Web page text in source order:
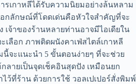
รเกาหลีได้รับความนิยมอย่างล้นหลาม
อกลักษณ์ที่โดดเด่นคือหัวใจสำคัญที่จะ
จ้าของร้านหลายท่านอาจมีไอเดียใน
เลือก ภาพติดผนังคาเฟ่สไตล์เกาหลี
จะแนะนำ 5 ขั้นตอนง่ายๆ ที่จะช่วย
ลายเป็นจุดเช็คอินสุดปัง เหมือนยก
ไว้ที่ร้าน ด้วยการใช้ วอลเปเปอร์สั่งพิมพ์